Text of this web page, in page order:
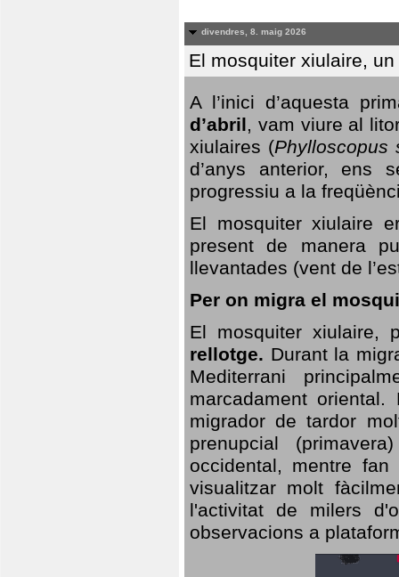
divendres, 8. maig 2026
El mosquiter xiulaire,
A l’inici d’aquesta
d’abril, vam viure al
xiulaires (Phylloscopus
d’anys anterior, ens
progressiu a la
El mosquiter xiulaire
present de manera
llevantades (vent de
Per on migra el
El mosquiter xiulaire,
rellotge. Durant la
Mediterrani
marcadament
migrador de tardor
prenupcial
occidental, mentre
visualitzar molt
l'activitat de milers
observacions a